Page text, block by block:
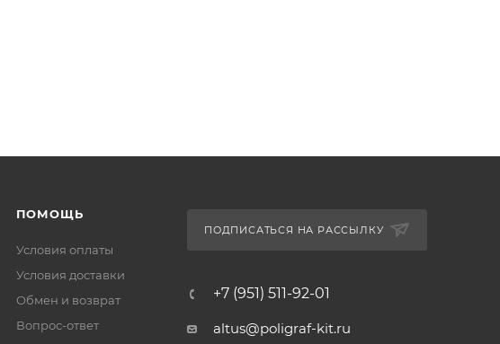
ПОМОЩЬ
Условия оплаты
Условия доставки
Обмен и возврат
Вопрос-ответ
ПОДПИСАТЬСЯ НА РАССЫЛКУ
+7 (951) 511-92-01
altus@poligraf-kit.ru